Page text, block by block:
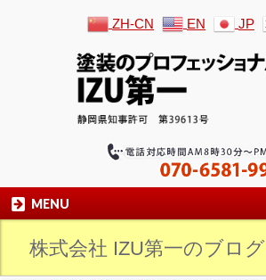
ZH-CN EN JP
MENU
株式会社 IZU第一のブログ